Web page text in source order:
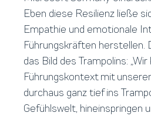
Eben diese Resilienz ließe
Empathie und emotionale
Führungskräften herstellen.
das Bild des Trampolins:
Führungskontext mit
durchaus ganz tief ins
Gefühlswelt, hineinspringen